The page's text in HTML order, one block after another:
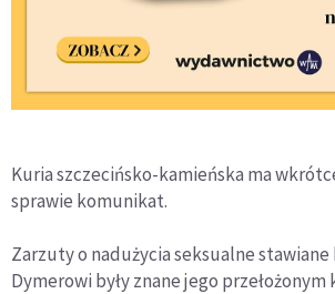
Kuria szczecińsko-kamieńska ma
sprawie komunikat.
Zarzuty o nadużycia seksualne stawiane
Dymerowi były znane jego